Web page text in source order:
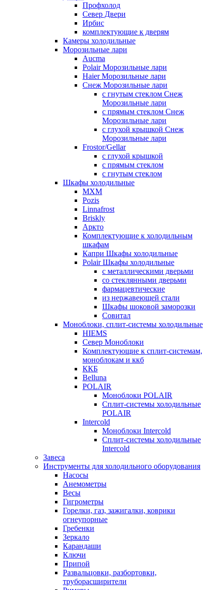
Профхолод
Север Двери
Ирбис
комплектующие к дверям
Камеры холодильные
Морозильные лари
Aucma
Polair Морозильные лари
Haier Морозильные лари
Снеж Морозильные лари
с гнутым стеклом Снеж
Морозильные лари
с прямым стеклом Снеж
Морозильные лари
с глухой крышкой Снеж
Морозильные лари
Frostor/Gellar
с глухой крышкой
с прямым стеклом
с гнутым стеклом
Шкафы холодильные
МХМ
Pozis
Linnafrost
Briskly
Аркто
Комплектующие к холодильным
шкафам
Капри Шкафы холодильные
Polair Шкафы холодильные
с металлическими дверьми
со стеклянными дверьми
фармацевтические
из нержавеющей стали
Шкафы шоковой заморозки
Совитал
Моноблоки, сплит-системы холодильные
HIEMS
Север Моноблоки
Комплектующие к сплит-системам,
моноблокам и ккб
ККБ
Belluna
POLAIR
Моноблоки POLAIR
Сплит-системы холодильные
POLAIR
Intercold
Моноблоки Intercold
Сплит-системы холодильные
Intercold
Завеса
Инструменты для холодильного оборудования
Насосы
Анемометры
Весы
Гигрометры
Горелки, газ, зажигалки, коврики
огнеупорные
Гребенки
Зеркало
Карандаши
Ключи
Припой
Развальцовки, разбортовки,
труборасширители